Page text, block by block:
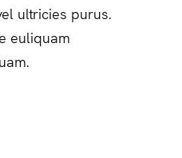
ultricies purus.
euliquam